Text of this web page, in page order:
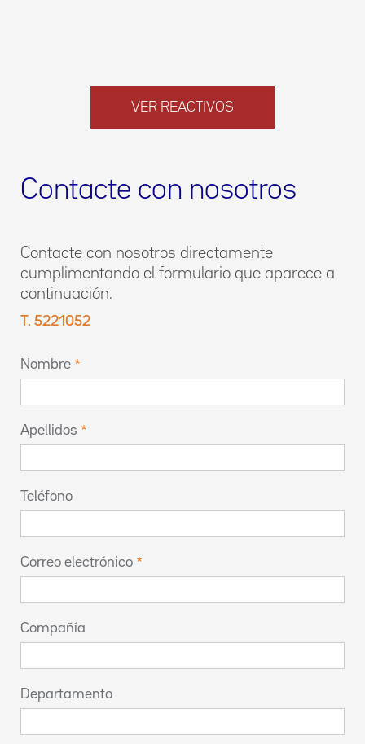
VER REACTIVOS
Contacte con nosotros
Contacte con nosotros directamente
cumplimentando el formulario que aparece a
continuación.
T. 5221052
Nombre
Apellidos
Teléfono
Correo electrónico
Compañía
Departamento